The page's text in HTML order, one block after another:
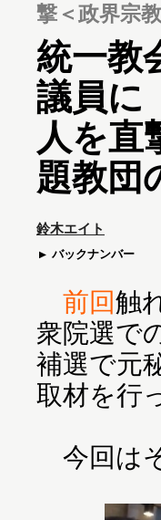
撃＜政界宗
統一教
議員に
人を直
題教団
鈴木エイト
バックナンバー
前回触
衆院選で
補選で元
取材を行
今回は